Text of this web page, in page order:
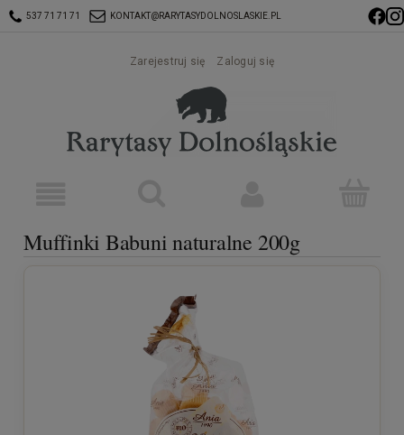
537 71 71 71 KONTAKT@RARYTASYDOLNOSLASKIE.PL
Zarejestruj się Zaloguj się
Muffinki Babuni naturalne 200g